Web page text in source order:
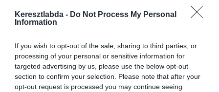
Keresztlabda - Do Not Process My Personal
Information
If you wish to opt-out of the sale, sharing to third parties, or
processing of your personal or sensitive information for
targeted advertising by us, please use the below opt-out
section to confirm your selection. Please note that after your
opt-out request is processed you may continue seeing